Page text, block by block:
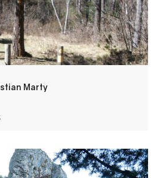
Marty
la chapelle Saint-Martin